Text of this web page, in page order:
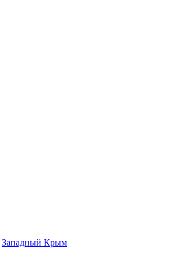
Западный Крым